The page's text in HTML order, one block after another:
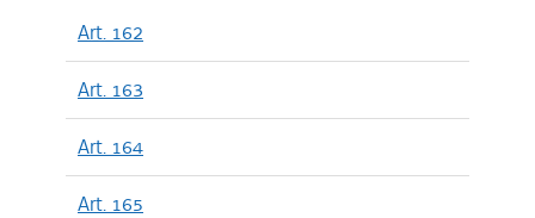
Art. 162
Art. 163
Art. 164
Art. 165